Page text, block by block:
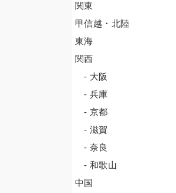
関東
甲信越・北陸
東海
関西
- 大阪
- 兵庫
- 京都
- 滋賀
- 奈良
- 和歌山
中国